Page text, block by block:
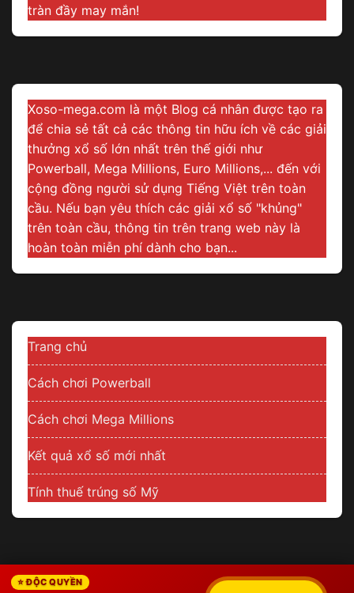
tràn đầy may mắn!
Xoso-mega.com là một Blog cá nhân được tạo ra
để chia sẻ tất cả các thông tin hữu ích về các giải
thưởng xổ số lớn nhất trên thế giới như
Powerball, Mega Millions, Euro Millions,... đến với
cộng đồng người sử dụng Tiếng Việt trên toàn
cầu. Nếu bạn yêu thích các giải xổ số "khủng"
trên toàn cầu, thông tin trên trang web này là
hoàn toàn miễn phí dành cho bạn...
Trang chủ
Cách chơi Powerball
Cách chơi Mega Millions
Kết quả xổ số mới nhất
Tính thuế trúng số Mỹ
⭐ ĐỘC QUYỀN